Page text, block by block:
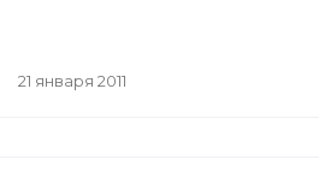
21 января 2011